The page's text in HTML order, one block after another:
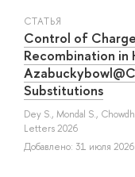
СТАТЬЯ
Control of
Recombination in
Substitutions
Dey S., Mondal S.,
Letters 2026
Добавлено: 31 июля 2026